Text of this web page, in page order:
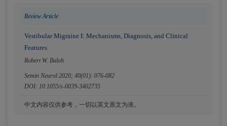
Review Article
Vestibular Migraine I: Mechanisms, Diagnosis, and Clinical
Features
Robert W. Baloh
Semin Neurol 2020; 40(01): 076-082
DOI: 10.1055/s-0039-3402735
中文内容仅供参考，一切以英文原文为准。